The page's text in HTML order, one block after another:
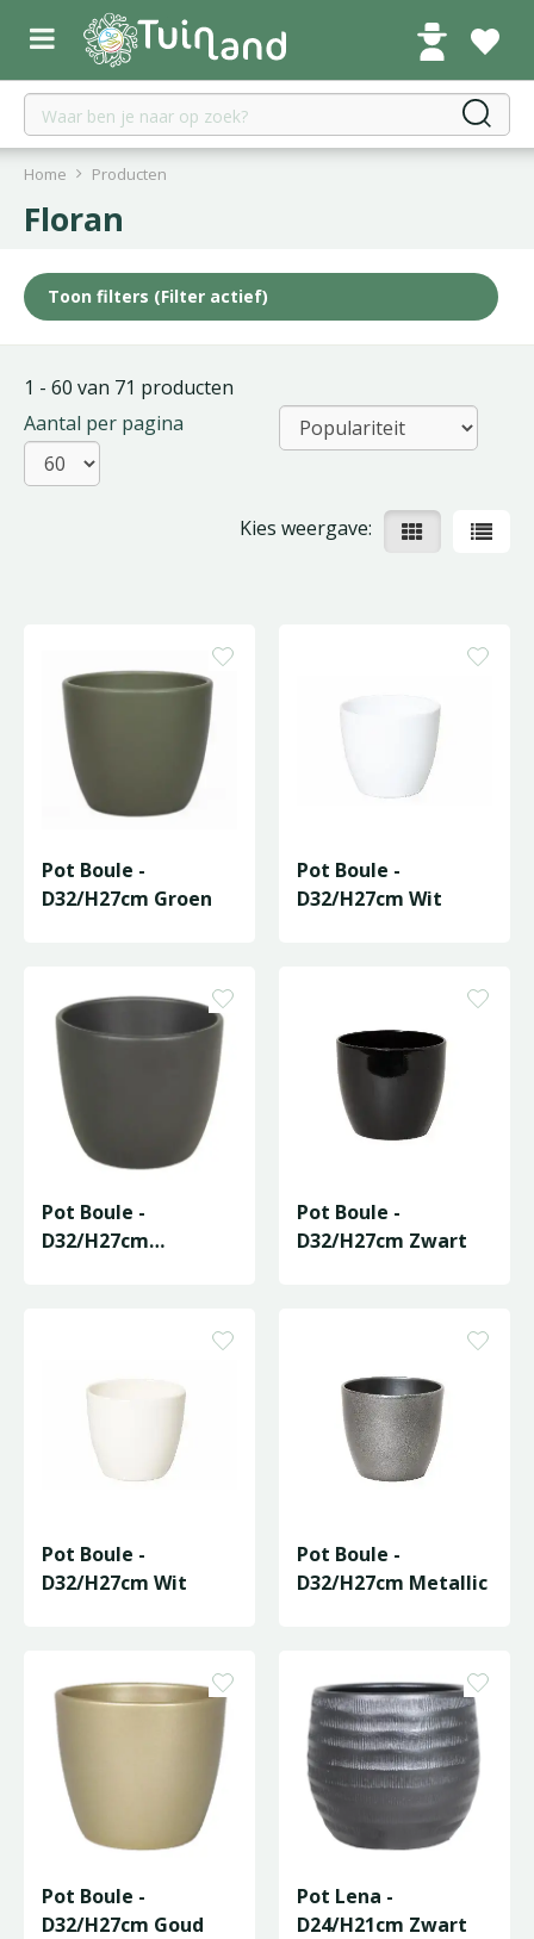
r
Home Producten
Floran
Toon filters (Filter actief)
1 - 60 van 71 producten
Aantal per pagina
Kies weergave:
Pot Boule -
D32/H27cm Groen
Pot Boule -
D32/H27cm Wit
Pot Boule -
D32/H27cm
Pot Boule -
D32/H27cm Zwart
Pot Boule -
D32/H27cm Wit
Pot Boule -
D32/H27cm Metallic
Pot Boule -
D32/H27cm Goud
Pot Lena -
D24/H21cm Zwart